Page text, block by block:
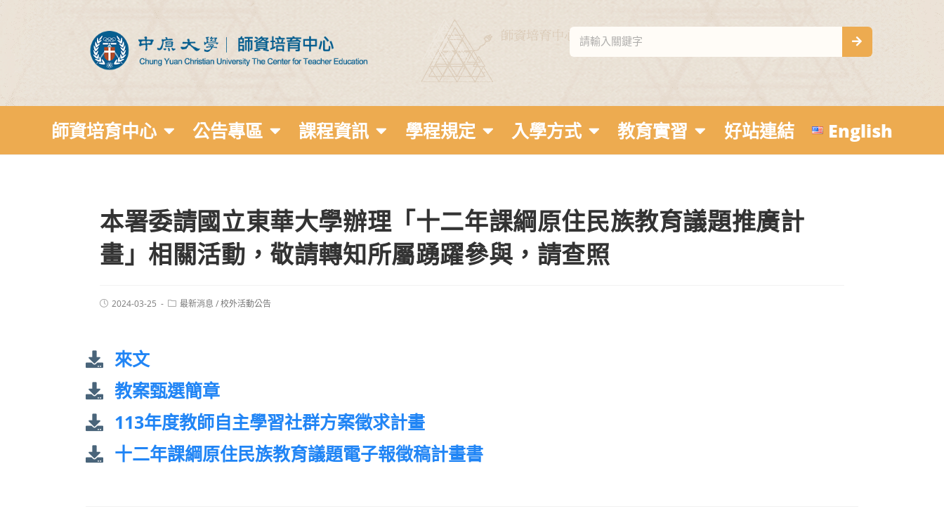
師資培育中心 公告專區 課程資訊 學程規定 入學方式 教育實習 好站連結 English
本署委請國立東華大學辦理「十二年課綱原住民族教育議題推廣計
畫」相關活動，敬請轉知所屬踴躍參與，請查照
2024-03-25 最新消息 /校外活動公告
來文
教案甄選簡章
113年度教師自主學習社群方案徵求計畫
十二年課綱原住民族教育議題電子報徵稿計畫書